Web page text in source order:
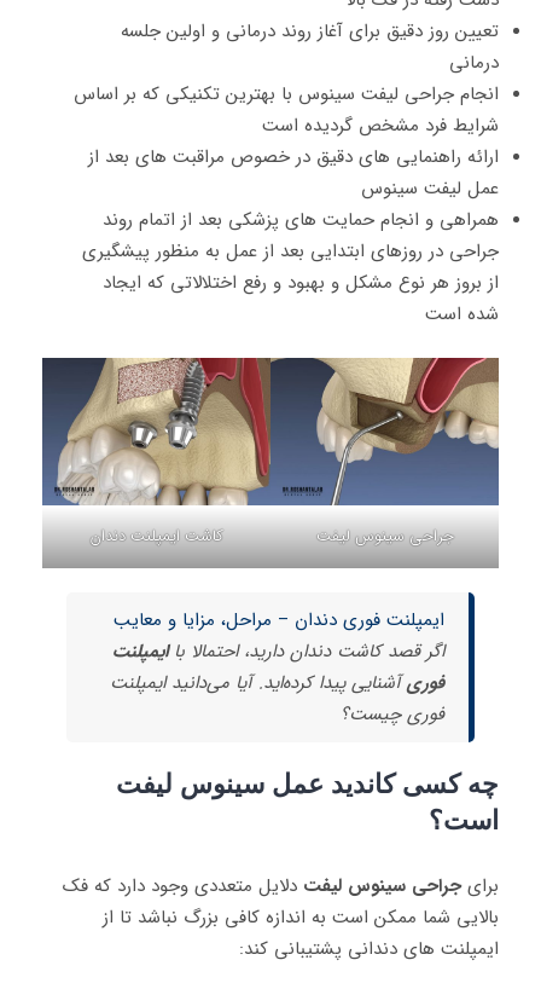
تعیین روز دقیق برای آغاز روند درمانی و اولین جلسه
درمانی
انجام جراحی لیفت سینوس با بهترین تکنیکی که بر اساس
شرایط فرد مشخص گردیده است
ارائه راهنمایی های دقیق در خصوص مراقبت های بعد از
عمل لیفت سینوس
همراهی و انجام حمایت های پزشکی بعد از اتمام روند
جراحی در روزهای ابتدایی بعد از عمل به منظور پیشگیری
از بروز هر نوع مشکل و بهبود و رفع اختلالاتی که ایجاد
شده است
جراحی سینوس لیفت کاشت ایمپلنت دندان
ایمپلنت فوری دندان – مراحل، مزایا و معایب
اگر قصد کاشت دندان دارید، احتمالا باایمپلنت
فوریآشنایی پیدا کرده‌اید. آیا می‌دانید ایمپلنت
فوری چیست؟
چه کسی کاندید عمل سینوس لیفت
است؟
برایجراحی سینوس لیفت دلایل متعددی وجود دارد که فک
بالایی شما ممکن است به اندازه کافی بزرگ نباشد تا از
ایمپلنت های دندانی پشتیبانی کند: